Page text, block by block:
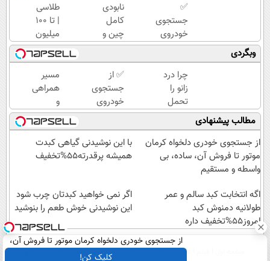
✅
جستجوی
خودروی
دلخواه
کرمان
موتور 👈
فروش
ساده، بی
واسطه و
مستقیم
نابودی
کامل
چین و
چروک
با کرم
آلمانی۴۰٪تخفیف
طلاسی
| تا 100
میلیون
وام
آنی
خرید
طلا💰
ثبت
نام
کن!
وبگردی
چرا درد
زانو را
تحمل
می‌کنی؟
خیلی
ساده
درمنزل
✅ از
جستجوی
خودروی
دلخواه
کرمان
موتور تا
فروش
مستقیم
مسیر
همراهی
و
گزارش
عملکرد
گروه
اسنپ
مطالب پیشنهادی
از جستجوی خودری دلخواه کرمان
موتور تا فروش آن، ساده، بی
واسطه و مستقیم
با این نوشیدنی گیاهی کبدت
همیشه پرقدرته55%تخفیف
اگه انتخابت کبد سالم و عمر
طولانیه دمنوش کبد
امروز55%تخفیف داره
اگر نمی خواهید کبدتان چرب شود
این نوشیدنی خوش طعم را بنوشید
از جستجوی خودری دلخواه کرمان موتور تا فروش آن،
ساده، بی واسطه و مستقیم
کلیک کن! عصر ایران۲ درباره عصرایران تماس با ما